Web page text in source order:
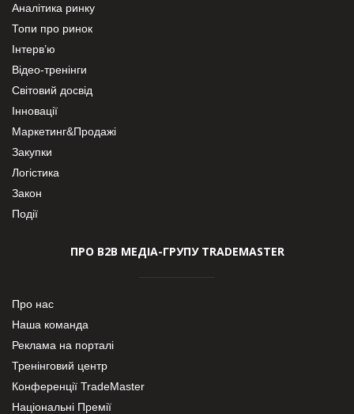
Аналітика ринку
Топи про ринок
Інтерв’ю
Відео-тренінги
Світовий досвід
Інновації
Маркетинг&Продажі
Закупки
Логістика
Закон
Події
ПРО В2В МЕДІА-ГРУПУ TRADEMASTER
Про нас
Наша команда
Реклама на порталі
Тренінговий центр
Конференції TradeMaster
Національні Премії